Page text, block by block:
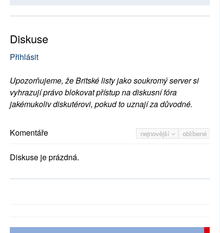
Diskuse
Přihlásit
Upozorňujeme, že Britské listy jako soukromý server si
vyhrazují právo blokovat přístup na diskusní fóra
jakémukoliv diskutérovi, pokud to uznají za důvodné.
nejnovější oblíbené
Komentáře
Diskuse je prázdná.